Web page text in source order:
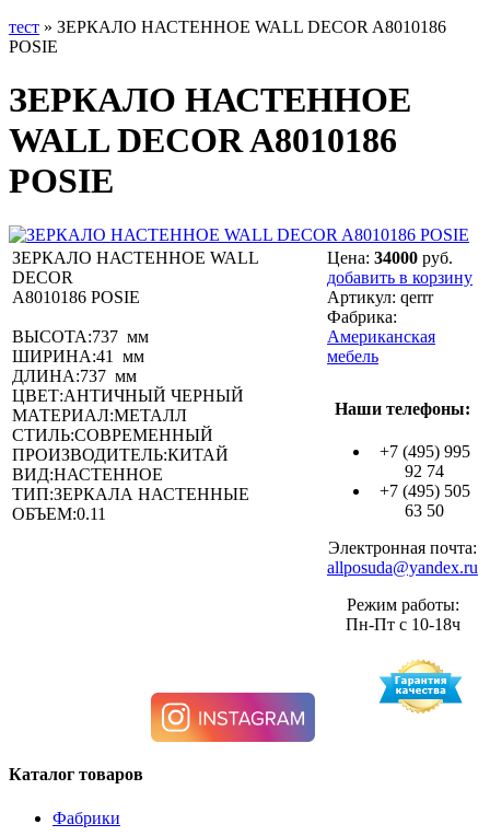
тест » ЗЕРКАЛО НАСТЕННОЕ WALL DECOR A8010186
POSIE
ЗЕРКАЛО НАСТЕННОЕ
WALL DECOR A8010186
POSIE
ЗЕРКАЛО НАСТЕННОЕ WALL
DECOR
A8010186 POSIE
ВЫСОТА:737 мм
ШИРИНА:41 мм
ДЛИНА:737 мм
ЦВЕТ:АНТИЧНЫЙ ЧЕРНЫЙ
МАТЕРИАЛ:МЕТАЛЛ
СТИЛЬ:СОВРЕМЕННЫЙ
ПРОИЗВОДИТЕЛЬ:КИТАЙ
ВИД:НАСТЕННОЕ
ТИП:ЗЕРКАЛА НАСТЕННЫЕ
ОБЪЕМ:0.11
Цена: 34000 руб.
добавить в корзину
Артикул: qerrr
Фабрика:
Американская
мебель
Наши телефоны:
+7 (495) 995
92 74
+7 (495) 505
63 50
Электронная почта:
allposuda@yandex.ru
Режим работы:
Пн-Пт с 10-18ч
Каталог товаров
Фабрики